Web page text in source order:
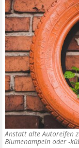
Anstatt alte Autoreifen
Blumenampeln oder -